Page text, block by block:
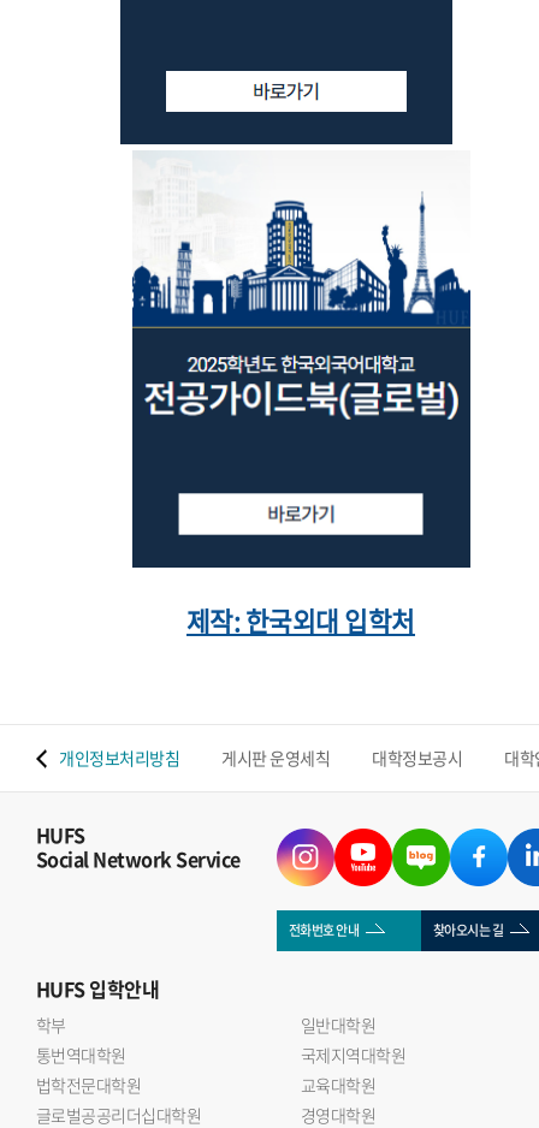
제작: 한국외대 입학처
개인정보처리방침 게시판 운영세칙 대학정보공시 대
HUFS
Social Network Service
전화번호 안내 찾아오시는 길
HUFS입학안내
학부
일반대학원
통번역대학원
국제지역대학원
법학전문대학원
교육대학원
글로벌공공리더십대학원
경영대학원